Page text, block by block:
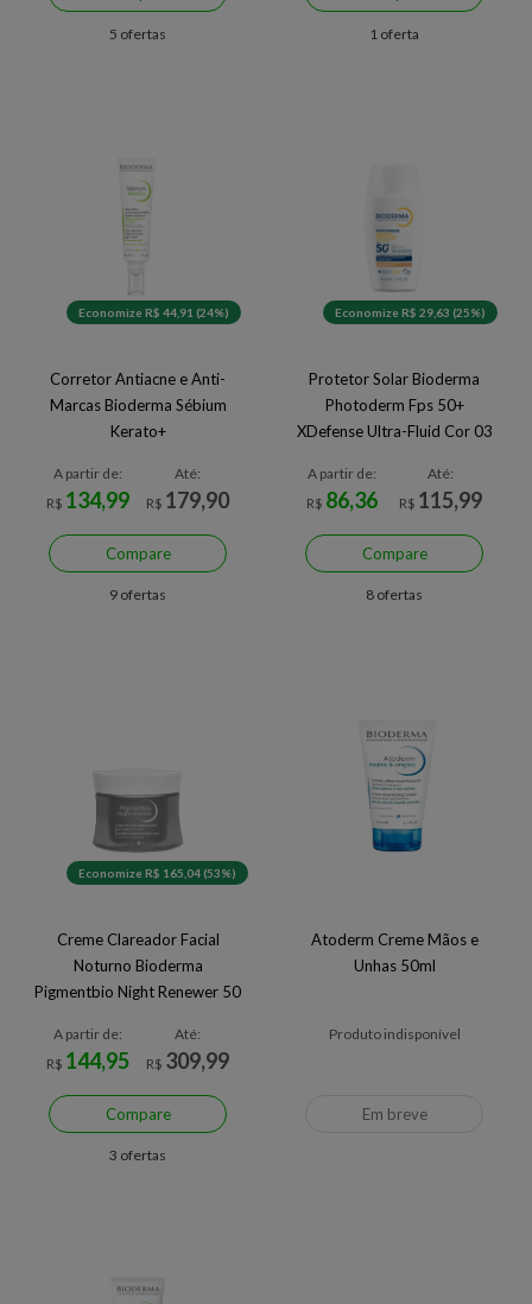
5 ofertas 1 oferta
Economize R$ 44,91 (24%)
Corretor Antiacne e Anti-
Marcas Bioderma Sébium
Kerato+
A partir de:
R$ 134,99
Até:
R$ 179,90
Compare
9 ofertas
Economize R$ 29,63 (25%)
Protetor Solar Bioderma
Photoderm Fps 50+
XDefense Ultra-Fluid Cor 03
A partir de:
R$ 86,36
Até:
R$ 115,99
Compare
8 ofertas
Economize R$ 165,04 (53%)
Creme Clareador Facial
Noturno Bioderma
Pigmentbio Night Renewer 50
A partir de:
R$ 144,95
Até:
R$ 309,99
Compare
3 ofertas
Atoderm Creme Mãos e
Unhas 50ml
Produto indisponível
Em breve